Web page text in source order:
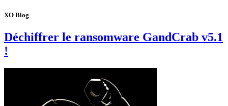
XO Blog
Déchiffrer le ransomware GandCrab v5.1
!